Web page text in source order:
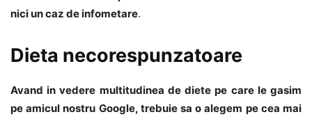
nici un caz de infometare.
Dieta necorespunzatoare
Avand in vedere multitudinea de diete pe care le gasim
pe amicul nostru Google, trebuie sa o alegem pe cea mai